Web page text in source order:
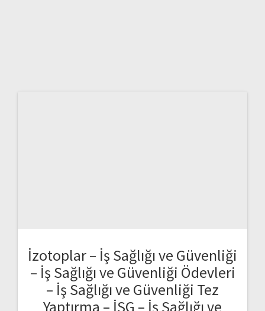
İzotoplar – İş Sağlığı ve Güvenliği
– İş Sağlığı ve Güvenliği Ödevleri
– İş Sağlığı ve Güvenliği Tez
Yaptırma – İSG – İş Sağlığı ve